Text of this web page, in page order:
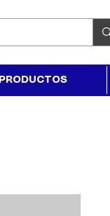
PRODUCTOS